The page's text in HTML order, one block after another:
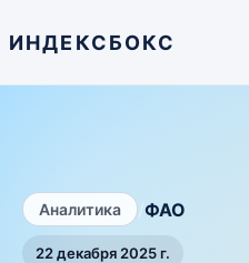
ИНДЕКСБОКС
Аналитика ФАО
22 декабря 2025 г.